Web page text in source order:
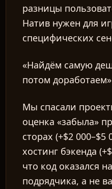
разницы
Натив нужен для
специфических
«Найдём самую
потом доработаем»
Мы спасали
оценка «забыла»
сторах (+$2
хостинг бэкенда
что код оказался
подрядчика, а не